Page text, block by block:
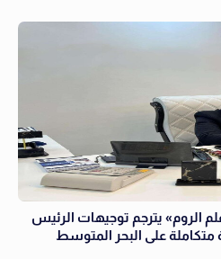
الروم» يترجم توجيهات الرئيس
على البحر المتوسط